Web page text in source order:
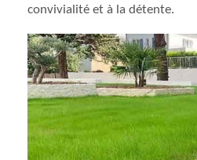
convivialité et à la détente.